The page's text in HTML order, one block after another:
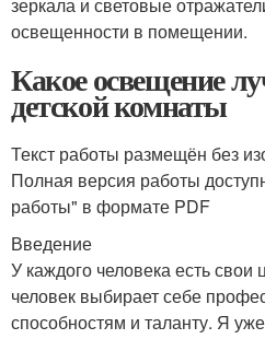
освещенности в помещении.
Какое освещение
детской комнаты
Текст работы размещён без
Полная версия работы
работы" в формате PDF
Введение
У каждого человека есть
человек выбирает себе
способностям и таланту. Я